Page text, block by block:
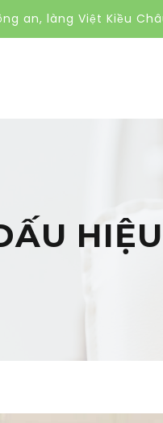
an, làng Việt Kiều